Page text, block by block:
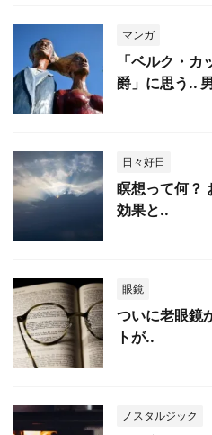
マンガ
「ベルク・
爵」に思う..
日々好日
瞑想って何？
効果と..
眼鏡
ついに老眼鏡
トが..
ノスタルジック